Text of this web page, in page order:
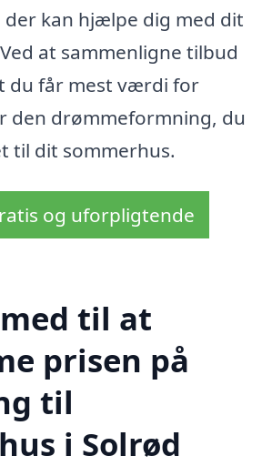
der kan hjælpe dig med dit
at sammenligne tilbud
du får mest værdi for
den drømmeformning, du
til dit sommerhus.
og uforpligtende
til at
prisen på
til
i Solrød